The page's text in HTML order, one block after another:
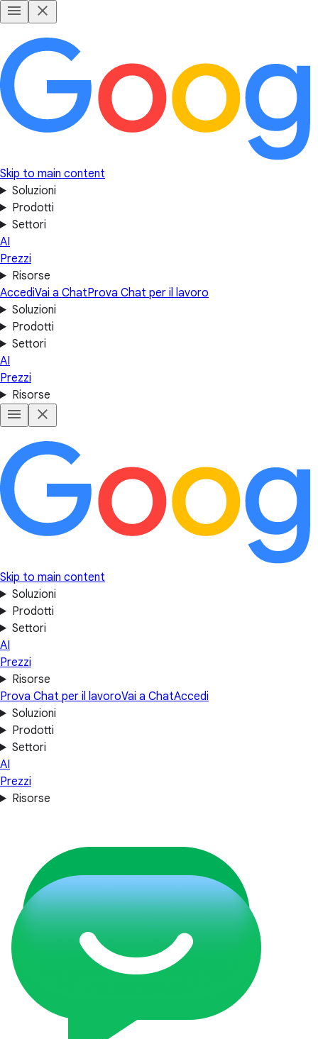
Skip to main content
Soluzioni
Prodotti
Settori
AI
Prezzi
Risorse
AccediVai a ChatProva Chat per il lavoro
Soluzioni
Prodotti
Settori
AI
Prezzi
Risorse
Skip to main content
Soluzioni
Prodotti
Settori
AI
Prezzi
Risorse
Prova Chat per il lavoroVai a ChatAccedi
Soluzioni
Prodotti
Settori
AI
Prezzi
Risorse